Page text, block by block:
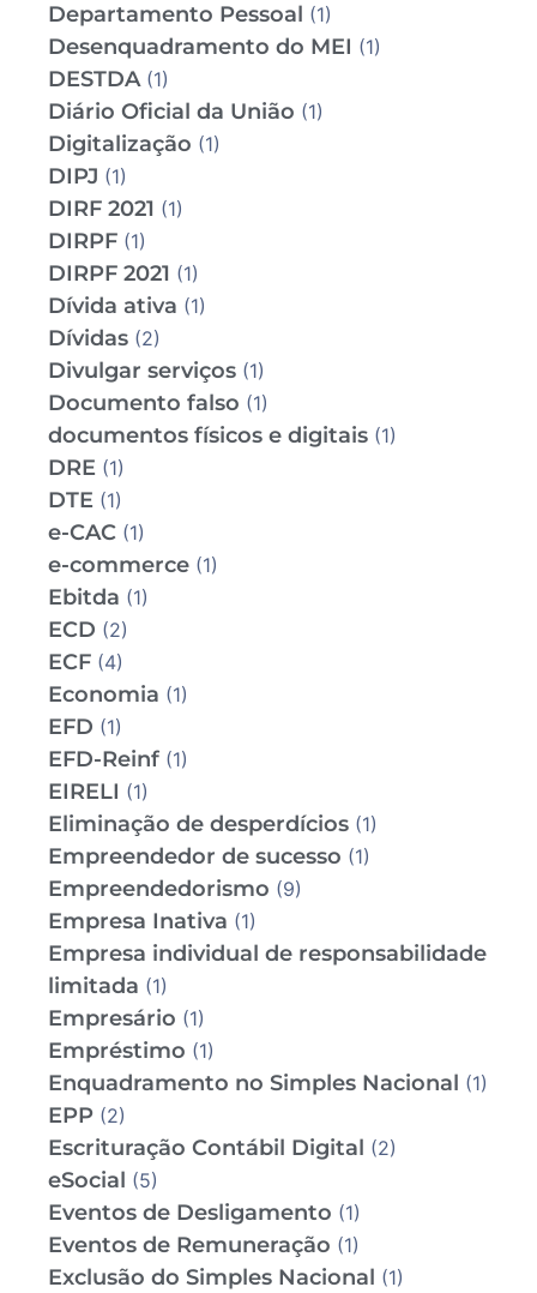
Departamento Pessoal (1)
Desenquadramento do MEI (1)
DESTDA(1)
Diário Oficial da União (1)
Digitalização (1)
DIPJ (1)
DIRF 2021 (1)
DIRPF (1)
DIRPF 2021 (1)
Dívida ativa (1)
Dívidas (2)
Divulgar serviços (1)
Documento falso (1)
documentos físicos e digitais (1)
DRE (1)
DTE (1)
e-CAC (1)
e-commerce (1)
Ebitda (1)
ECD (2)
ECF (4)
Economia (1)
EFD (1)
EFD-Reinf (1)
EIRELI (1)
Eliminação de desperdícios (1)
Empreendedor de sucesso (1)
Empreendedorismo (9)
Empresa Inativa (1)
Empresa individual de responsabilidade
limitada (1)
Empresário (1)
Empréstimo (1)
Enquadramento no Simples Nacional (1)
EPP (2)
Escrituração Contábil Digital (2)
eSocial (5)
Eventos de Desligamento (1)
Eventos de Remuneração (1)
Exclusão do Simples Nacional (1)